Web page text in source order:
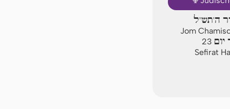
ה'תש"ל
Jom
23
Sefirat